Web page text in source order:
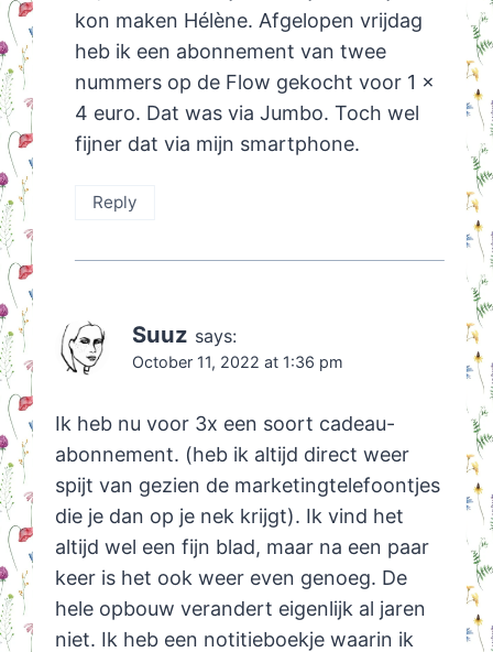
kon maken Hélène. Afgelopen vrijdag
heb ik een abonnement van twee
nummers op de Flow gekocht voor 1 x
4 euro. Dat was via Jumbo. Toch wel
fijner dat via mijn smartphone.
Reply
Suuz says:
October 11, 2022 at 1:36 pm
Ik heb nu voor 3x een soort cadeau-
abonnement. (heb ik altijd direct weer
spijt van gezien de marketingtelefoontjes
die je dan op je nek krijgt). Ik vind het
altijd wel een fijn blad, maar na een paar
keer is het ook weer even genoeg. De
hele opbouw verandert eigenlijk al jaren
niet. Ik heb een notitieboekje waarin ik